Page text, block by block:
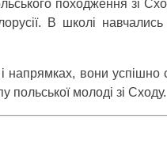
походження зі
В школі
і напрямках, вони
польської молоді зі Сходу.